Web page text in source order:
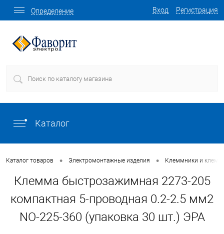
Вход Регистрация
Определение
Каталог
Каталог товаров • Электромонтажные изделия • Клеммники и
Клемма быстрозажимная 2273-205
компактная 5-проводная 0.2-2.5 мм2
NO-225-360 (упаковка 30 шт.) ЭРА